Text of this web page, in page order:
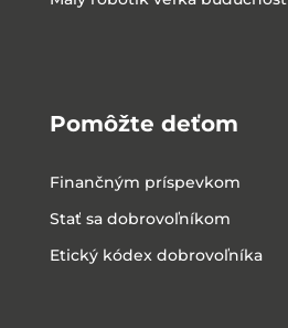
Pomôžte deťom
Finančným príspevkom
Stať sa dobrovoľníkom
Etický kódex dobrovoľníka